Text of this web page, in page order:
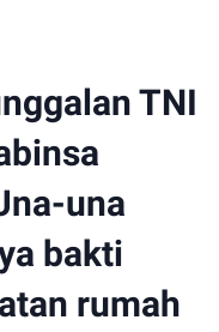
TNI
una
bakti
rumah